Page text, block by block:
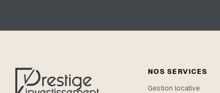
NOS SERVICES
Gestion locative